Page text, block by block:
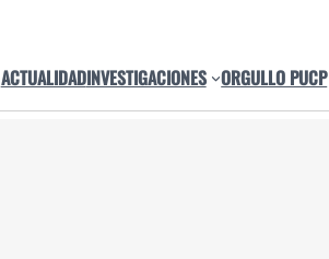
ACTUALIDADINVESTIGACIONES ORGULLO PUCP